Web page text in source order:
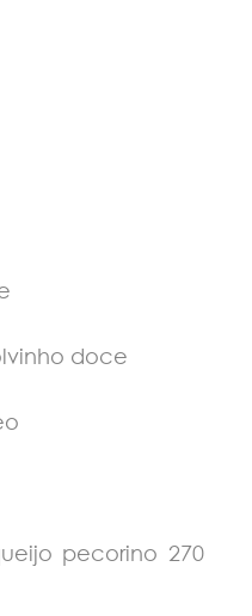
doce
pecorino 270